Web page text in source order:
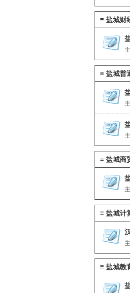
≡ 盐城财
≡ 盐城普
≡ 盐城商
≡ 盐城计
≡ 盐城教